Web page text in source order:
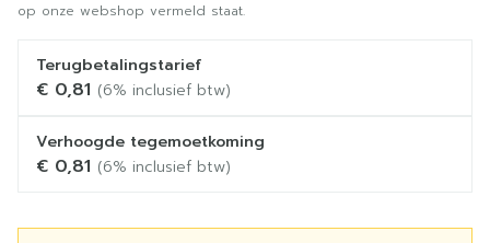
op onze webshop vermeld staat.
Terugbetalingstarief
€ 0,81 (6% inclusief btw)
Verhoogde tegemoetkoming
€ 0,81 (6% inclusief btw)